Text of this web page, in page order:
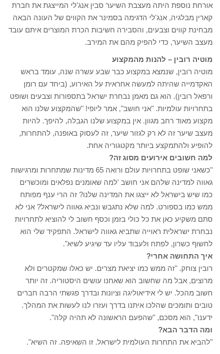
אורחת נוספת היתה מעצבת השיער סבין אנג'לי המייצגת את חברת
קארין מבלגיה, אנג'לי הדגימה בסמינר את הקווים של העונה הבאה
מבחינת קווים וצבעים, והסבירה חשיבות הכרת המוצרים איתם עובד
מעצב השיער, כדי להפיק מהם את המירב.
מוטיה רובין – להנות מהמקצוע
מוטיה רובין, שנמצא במקצוע כבר שבע עשרה שנה, עומד בראש
האקדמייה שהיתה למעשה אחראית על האירוע, (ביחד עם רומן
ורפאל רובין). הוא גם מאמן נבחרת ישראל בתספורות וצבעים ושופט
בתחרויות עולמיות. "אני חושב", אמר ליופי! "שהמקצוע שלנו הוא
מקצוע מאוד רחב מגוון. אין במקצוע שלנו הגבלה, להיפך. להיות
מעצב שיער זה לא רק לגזור שיער, זה לעסוק באופנה, להתחרות,
להופיע ולהתמקצע ביותר מקטגוריה אחת.
למה חשובים אירועים מסוג זה?
"כשאני שופט בתחרויות עולם ורואה 65 מדינות שמתחרות ומרגישות
גאווה למדינה שלהם אני חושב 'למה שאומנים נפלאים ומוכשרים
כמו שיש בישראל לא ייצגו את המדינה שלנו? זה הרי ענף מפותח
ממש כמו בספורט. למה שלא נתגבש ונביא גאווה לישראל? אני לא
סתם משקיע כאן את כל כולי בזמן וכסף חשוב לי להוציא לתחרויות
נבחרת ישראלית ראוייה שתביא גאווה לישראל. התפקיד שלי הוא
לחשוף כשרון, לפתח ולעבוד עליו עד שיגיע לשיא".
איך התחושה אחרי?
רובין צוחק. "זה ממש כמו יציאת מצרים. יש כאלו שמקטרים ולא
מרוצים, אבל מה שחשוב הוא שאחנו עושים היסטוריה. זה יותר
חשוב מהכל. יש לי אידיאוליגה וציונות ובדרך פגשתי הרבה חברים
טובים ותומכים שהלכו איתנו בדרך ועזרו לנו לעשות את המהלך.
ידענו", הוא מסכם, "שהפעם הראשונה לא תהיה קלה".
ומה הדבר הבא?
"להביא את התחרות העולמית לישראל. זו השאיפה. זה השיא".